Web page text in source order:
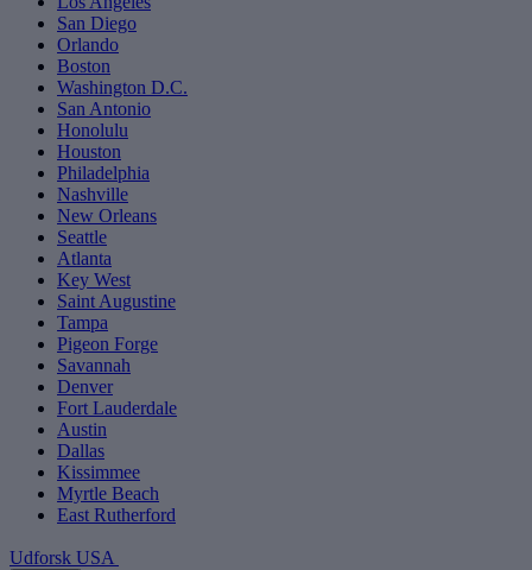
San Diego
Orlando
Boston
Washington D.C.
San Antonio
Honolulu
Houston
Philadelphia
Nashville
New Orleans
Seattle
Atlanta
Key West
Saint Augustine
Tampa
Pigeon Forge
Savannah
Denver
Fort Lauderdale
Austin
Dallas
Kissimmee
Myrtle Beach
East Rutherford
Udforsk USA